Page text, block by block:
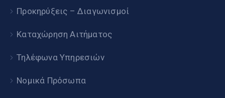
Προκηρύξεις – Διαγωνισμοί
Καταχώρηση Αιτήματος
Τηλέφωνα Υπηρεσιών
Νομικά Πρόσωπα